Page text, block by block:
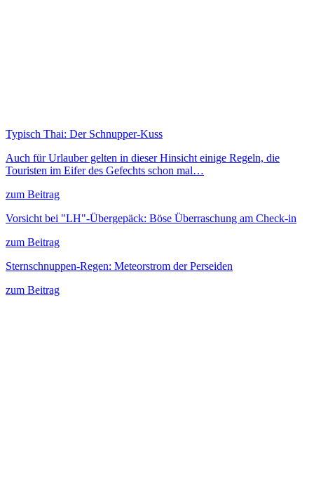
Typisch Thai: Der Schnupper-Kuss
Auch für Urlauber gelten in dieser Hinsicht einige Regeln, die
Touristen im Eifer des Gefechts schon mal…
zum Beitrag
Vorsicht bei "LH"-Übergepäck: Böse Überraschung am Check-in
zum Beitrag
Sternschnuppen-Regen: Meteorstrom der Perseiden
zum Beitrag